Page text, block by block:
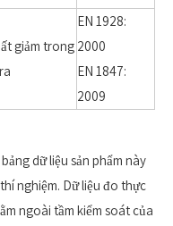
giảm trong
EN 1928:
2000
EN 1847:
2009
dữ liệu sản phẩm này
nghiệm. Dữ liệu đo thực
ngoài tầm kiểm soát của